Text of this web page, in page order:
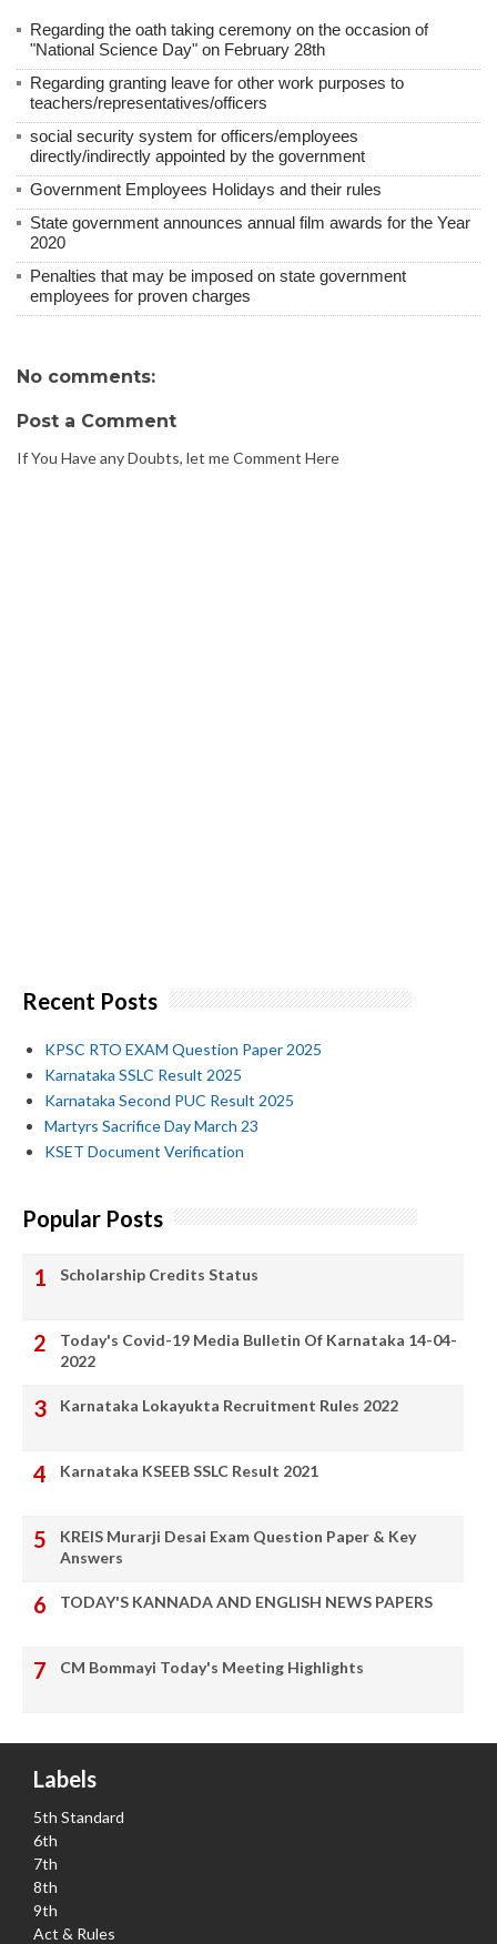
Regarding the oath taking ceremony on the occasion of
"National Science Day" on February 28th
Regarding granting leave for other work purposes to
teachers/representatives/officers
social security system for officers/employees
directly/indirectly appointed by the government
Government Employees Holidays and their rules
State government announces annual film awards for the Year
2020
Penalties that may be imposed on state government
employees for proven charges
No comments:
Post a Comment
If You Have any Doubts, let me Comment Here
Recent Posts
KPSC RTO EXAM Question Paper 2025
Karnataka SSLC Result 2025
Karnataka Second PUC Result 2025
Martyrs Sacrifice Day March 23
KSET Document Verification
Popular Posts
Scholarship Credits Status
Today's Covid-19 Media Bulletin Of Karnataka 14-04-
2022
Karnataka Lokayukta Recruitment Rules 2022
Karnataka KSEEB SSLC Result 2021
KREIS Murarji Desai Exam Question Paper & Key
Answers
TODAY'S KANNADA AND ENGLISH NEWS PAPERS
CM Bommayi Today's Meeting Highlights
Labels
5th Standard
6th
7th
8th
9th
Act & Rules